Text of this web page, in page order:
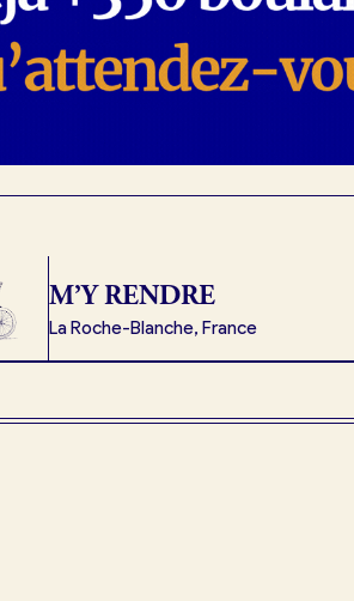
M’Y RENDRE
La Roche-Blanche, France